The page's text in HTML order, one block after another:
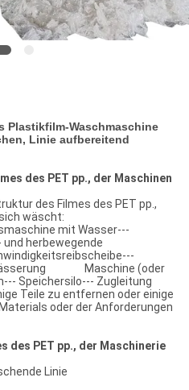
Plastikfilm-Waschmaschine
Linie aufbereitend
des PET pp., der Maschinen
des Filmes des PET pp.,
wäscht:
mit Wasser---
herbewegende
Maschine (oder
Speichersilo--- Zugleitung
Teile zu entfernen oder einige
oder der Anforderungen
des PET pp., der Maschinerie
Linie